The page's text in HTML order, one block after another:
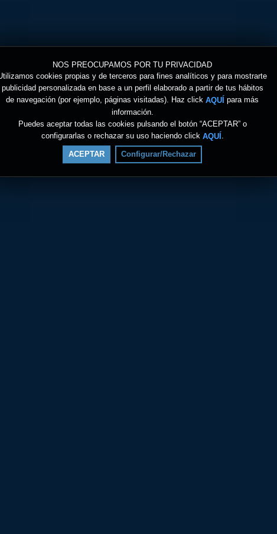
NOS PREOCUPAMOS POR TU PRIVACIDAD
cookies propias y de terceros para fines analíticos y para mostrarte
publicidad personalizada en base a un perfil elaborado a partir de tus hábitos
de navegación (por ejemplo, páginas visitadas). Haz click AQUÍ para más
información.
Puedes aceptar todas las cookies pulsando el botón “ACEPTAR” o
configurarlas o rechazar su uso haciendo click AQUÍ
ACEPTAR Configurar/Rechazar